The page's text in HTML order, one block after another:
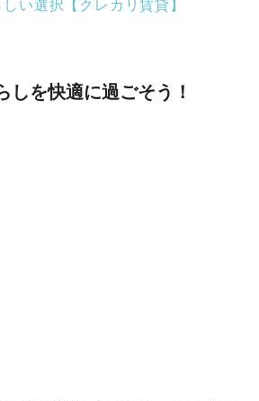
い選択【クレカリ賃貸】
しを快適に過ごそう！